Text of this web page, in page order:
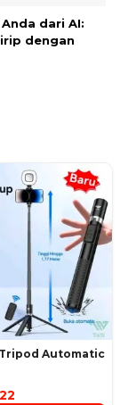
dari AI:
dengan
Tripod Automatic